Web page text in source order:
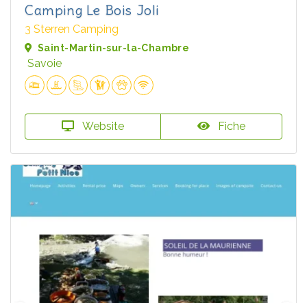
Camping Le Bois Joli
3 Sterren Camping
Saint-Martin-sur-la-Chambre
Savoie
Website Fiche